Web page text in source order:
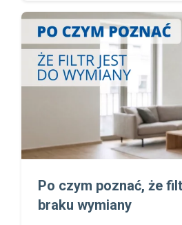
Po czym poznać, że
braku wymiany